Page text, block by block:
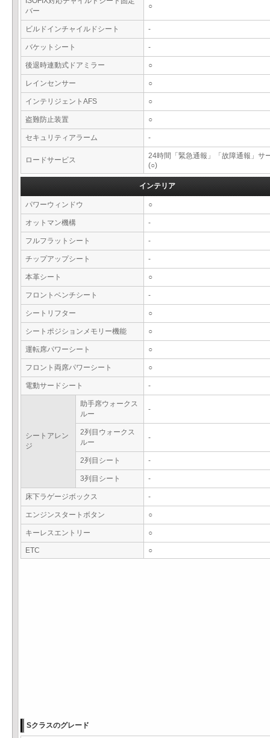
バー
○
ビルドインチャイルドシート -
バケットシート -
後退時連動式ドアミラー ○
レインセンサー ○
インテリジェントAFS ○
盗難防止装置 ○
セキュリティアラーム -
ロードサービス
24時間「緊急通報」「故障通報」サ
(○)
インテリア
パワーウィンドウ ○
オットマン機構 -
フルフラットシート -
チップアップシート -
本革シート ○
フロントベンチシート -
シートリフター ○
シートポジションメモリー機能 ○
運転席パワーシート ○
フロント両席パワーシート ○
電動サードシート -
シートアレン
ジ
助手席ウォークス
ルー
-
2列目ウォークス
ルー
-
2列目シート -
3列目シート -
床下ラゲージボックス -
エンジンスタートボタン ○
キーレスエントリー ○
ETC ○
Sクラスのグレード